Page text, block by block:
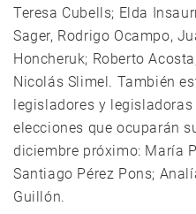
Teresa Cubells; Elda
Sager, Rodrigo Ocampo,
Honcheruk; Roberto
Nicolás Slimel. También
legisladores y
elecciones que ocuparán
diciembre próximo: María
Santiago Pérez Pons;
Guillón.